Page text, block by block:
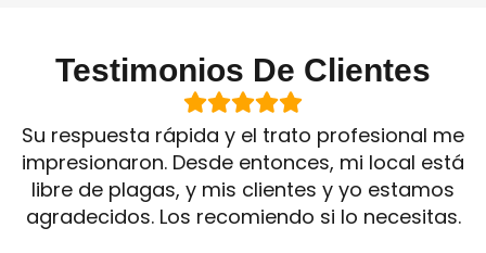
Testimonios De Clientes
Su respuesta rápida y el trato profesional me
impresionaron. Desde entonces, mi local está
libre de plagas, y mis clientes y yo estamos
agradecidos. Los recomiendo si lo necesitas.